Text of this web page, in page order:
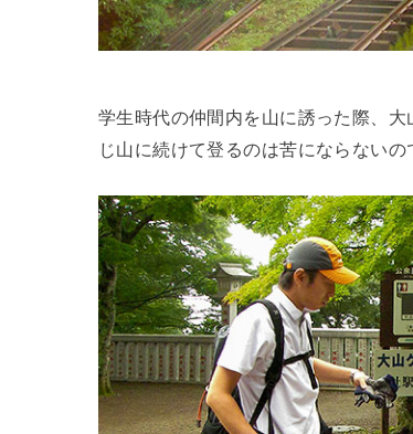
学生時代の仲間内を山に誘った際、
じ山に続けて登るのは苦にならない